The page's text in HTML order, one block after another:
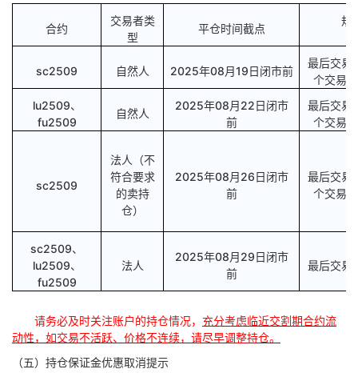
合约
交易者类
型
平仓时间截点
规
sc2509 自然人 2025年08月19日闭市前
最后交易
个交易
lu2509、
fu2509
自然人
2025年08月22日闭市
前
最后交易
个交易
sc2509
法人（不
符合要求
的卖持
仓）
2025年08月26日闭市
前
最后交易
个交易
sc2509、
lu2509、
fu2509
法人
2025年08月29日闭市
前
最后交易
请务必及时关注账户的持仓情况， 充分考虑临近交割期合约流
动性，如交易不活跃、价格不连续，请尽早调整持仓。
（五）持仓保证金优惠取消提示